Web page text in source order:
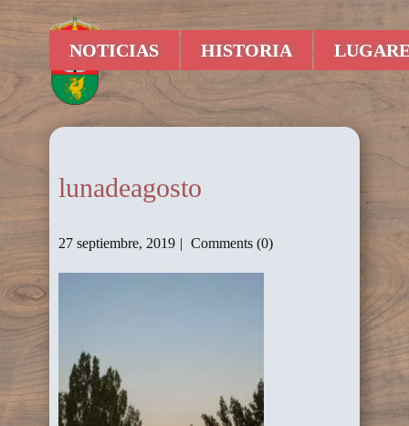
NOTICIAS HISTORIA
lunadeagosto
27 septiembre, 2019 Comments (0)